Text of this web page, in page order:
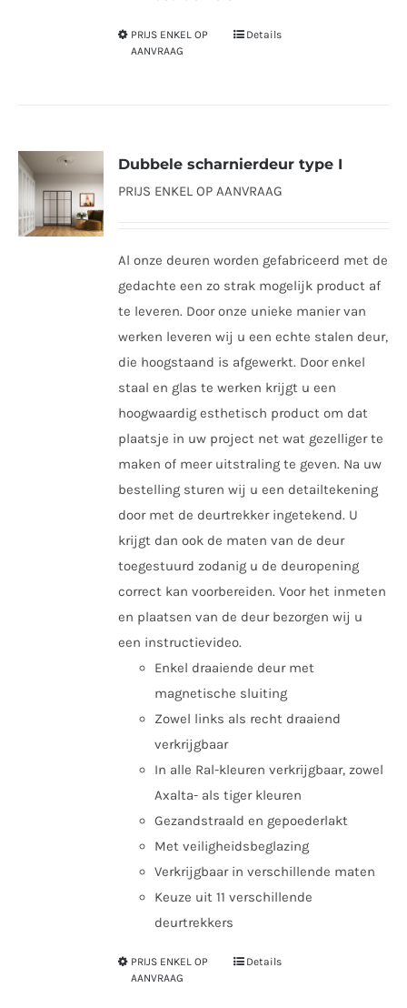
PRIJS ENKEL OP
AANVRAAG
Dit
Deze
optie
worden
op
de
productpagina
Details
Dubbele scharnierdeur type I
PRIJS ENKEL OP AANVRAAG
Al onze deuren worden gefabriceerd met de
gedachte een zo strak mogelijk product af
te leveren. Door onze unieke manier van
werken leveren wij u een echte stalen deur,
die hoogstaand is afgewerkt. Door enkel
staal en glas te werken krijgt u een
hoogwaardig esthetisch product om dat
plaatsje in uw project net wat gezelliger te
maken of meer uitstraling te geven. Na uw
bestelling sturen wij u een detailtekening
door met de deurtrekker ingetekend. U
krijgt dan ook de maten van de deur
toegestuurd zodanig u de deuropening
correct kan voorbereiden. Voor het inmeten
en plaatsen van de deur bezorgen wij u
een instructievideo.
Enkel draaiende deur met
magnetische sluiting
Zowel links als recht draaiend
verkrijgbaar
In alle Ral-kleuren verkrijgbaar, zowel
Axalta- als tiger kleuren
Gezandstraald en gepoederlakt
Met veiligheidsbeglazing
Verkrijgbaar in verschillende maten
Keuze uit 11 verschillende
deurtrekkers
PRIJS ENKEL OP
AANVRAAG
DitDetails